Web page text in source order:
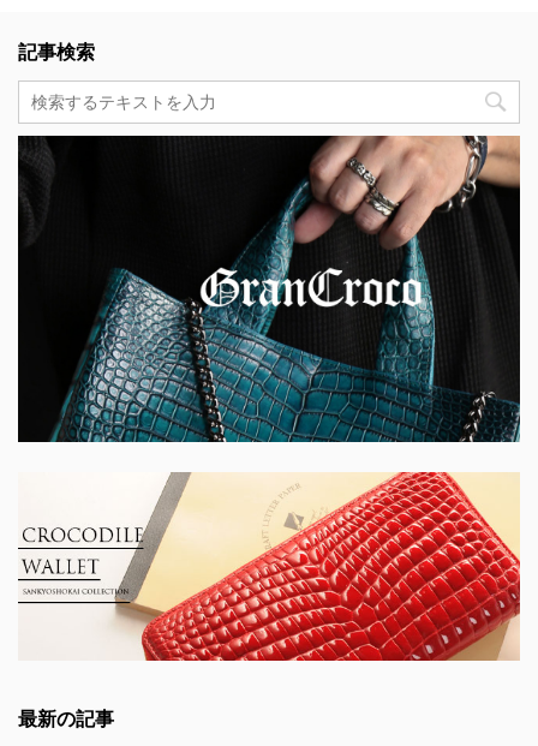
記事検索
最新の記事